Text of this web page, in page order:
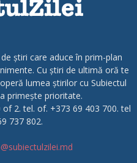
știri care aduce în prim-plan
Cu știri de ultimă oră te
lumea știrilor cu Subiectul
primește prioritate.
of 2. tel. of. +373 69 403 700. tel
737 802.